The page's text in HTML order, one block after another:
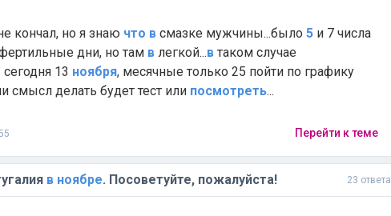
кончал, но я знаю что в смазке мужчины...было 5 и 7 числа
дни, но там в легкой...в таком случае
13 ноября, месячные только 25 пойти по графику
смысл делать будет тест или посмотреть...
Перейти к теме
в ноябре. Посоветуйте, пожалуйста! 23 ответа